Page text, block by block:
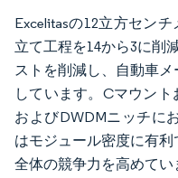
Excelitasの12立方セン
立て工程を14から3に削
ストを削減し、自動車
しています。Cマウン
およびDWDMニッチに
はモジュール密度に有
全体の競争力を高めてい